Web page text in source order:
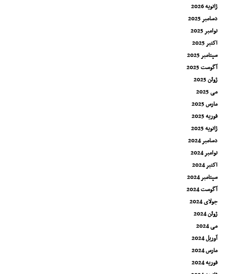
ژانویه 2026
دسامبر 2025
نوامبر 2025
اکتبر 2025
سپتامبر 2025
آگوست 2025
ژوئن 2025
می 2025
مارس 2025
فوریه 2025
ژانویه 2025
دسامبر 2024
نوامبر 2024
اکتبر 2024
سپتامبر 2024
آگوست 2024
جولای 2024
ژوئن 2024
می 2024
آوریل 2024
مارس 2024
فوریه 2024